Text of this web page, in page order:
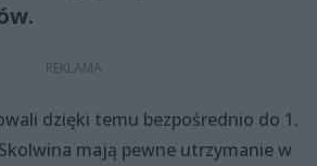
dzięki temu bezpośrednio do 1.
mają pewne utrzymanie w